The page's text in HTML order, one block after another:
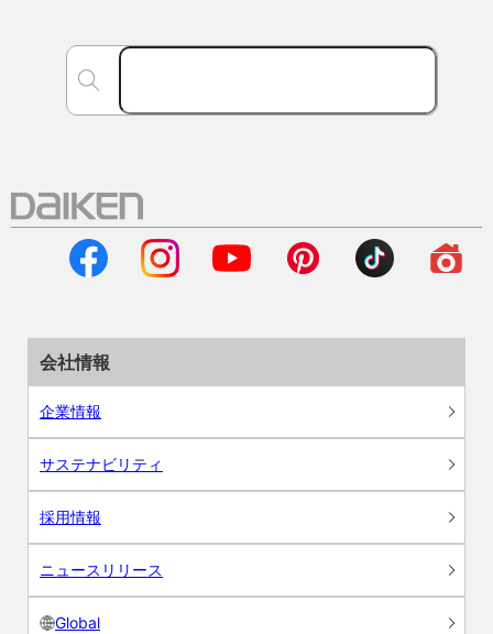
会社情報
企業情報
サステナビリティ
採用情報
ニュースリリース
Global